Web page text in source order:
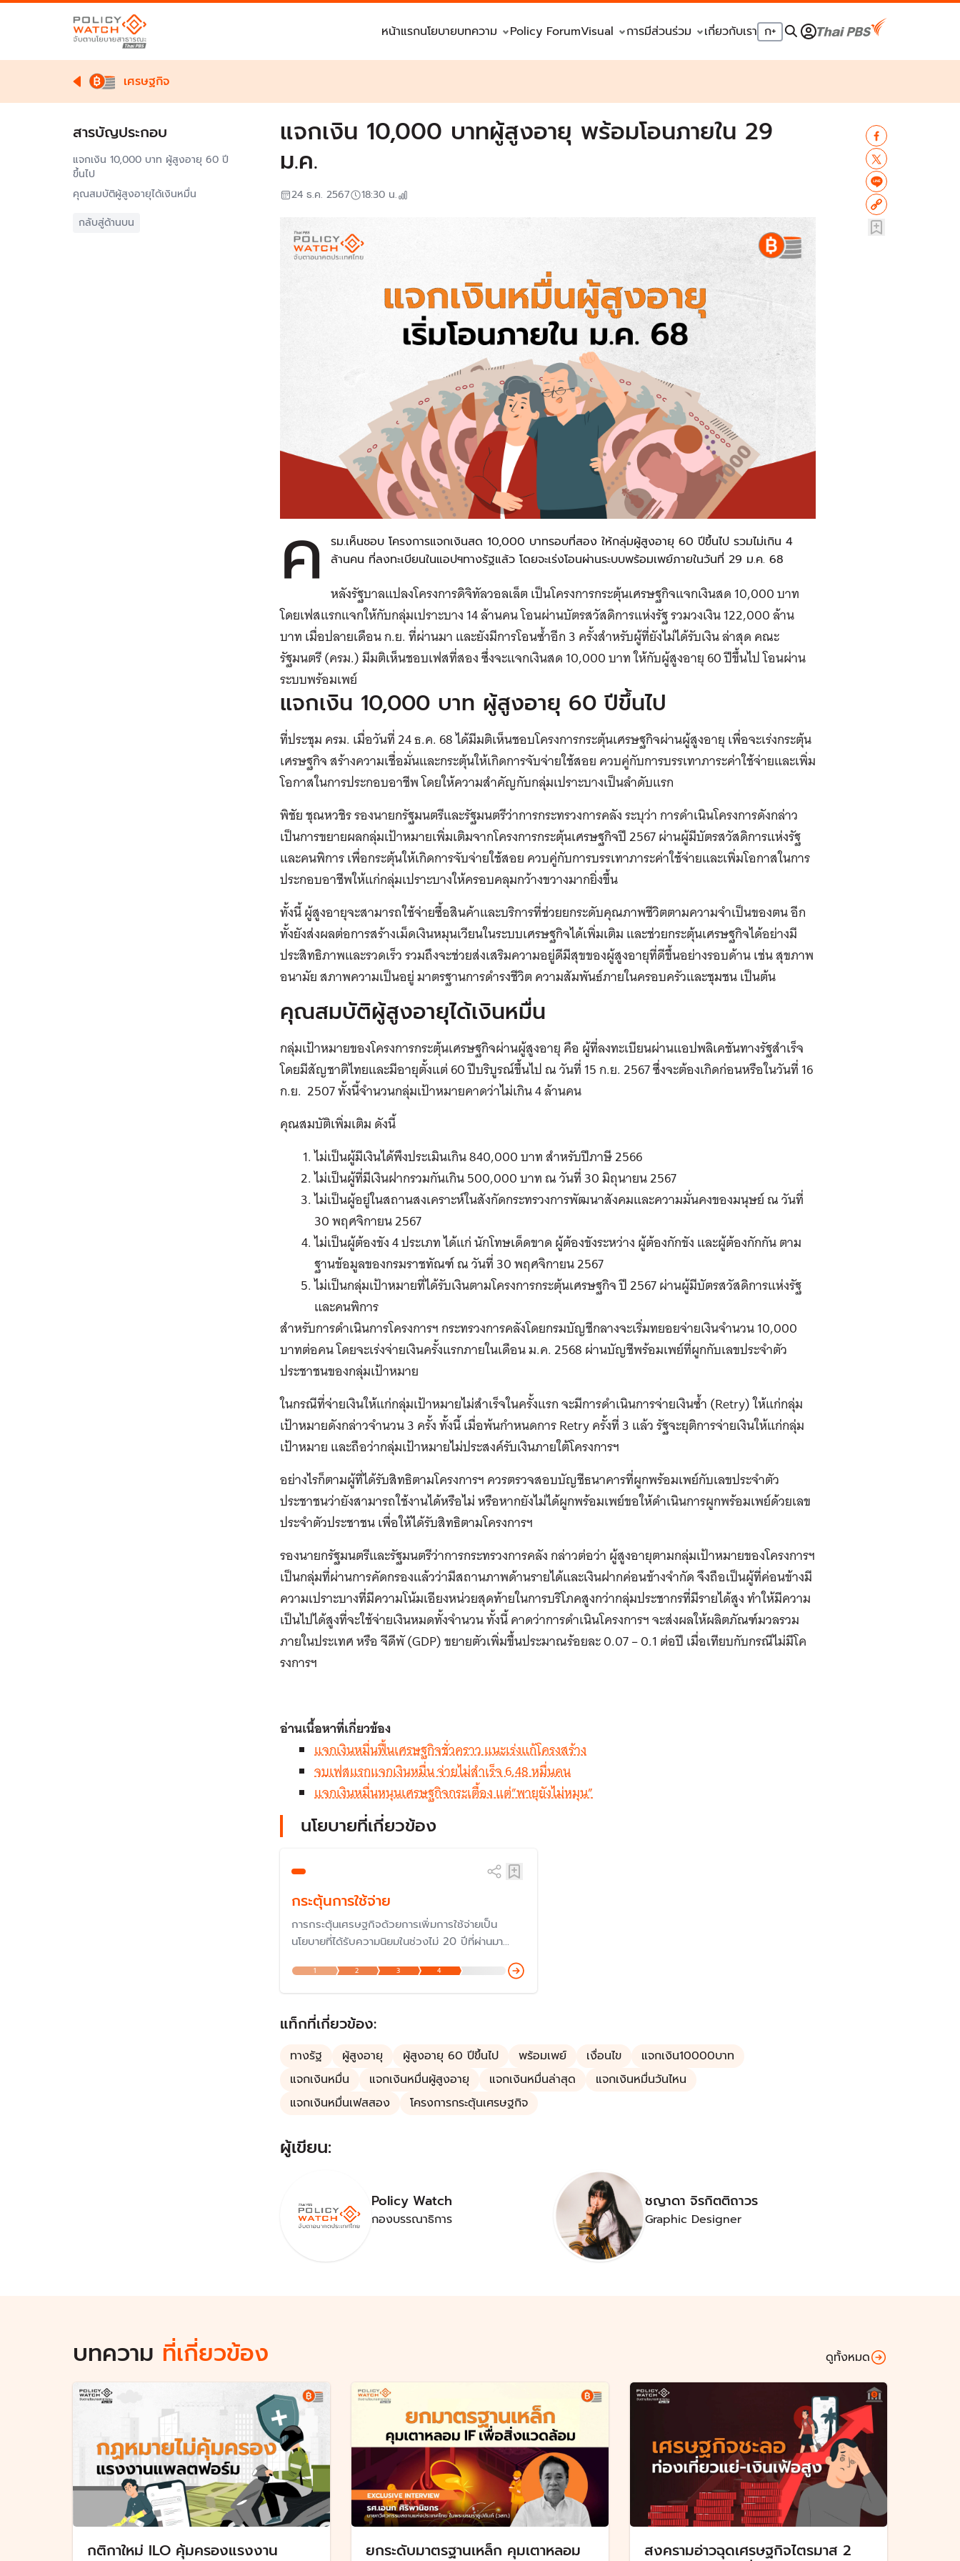
หน้าแรกนโยบายบทความ Policy ForumVisual การมีส่วนร่วม เกี่ยวกับเรา ก+
เศรษฐกิจ
สารบัญประกอบ
แจกเงิน 10,000 บาท ผู้สูงอายุ 60 ปี
ขึ้นไป
คุณสมบัติผู้สูงอายุได้เงินหมื่น
กลับสู่ด้านบน
แจกเงิน 10,000 บาทผู้สูงอายุ พร้อมโอนภายใน 29
ม.ค.
24 ธ.ค. 2567 18:30 น.
ค รม.เห็นชอบ โครงการแจกเงินสด 10,000 บาทรอบที่สอง ให้กลุ่มผู้สูงอายุ 60 ปีขึ้นไป รวมไม่เกิน 4
ล้านคน ที่ลงทะเบียนในแอปฯทางรัฐแล้ว โดยจะเร่งโอนผ่านระบบพร้อมเพย์ภายในวันที่ 29 ม.ค. 68
หลังรัฐบาลแปลงโครงการดิจิทัลวอลเล็ต เป็นโครงการกระตุ้นเศรษฐกิจแจกเงินสด 10,000 บาท
โดยเฟสแรกแจกให้กับกลุ่มเปราะบาง 14 ล้านคน โอนผ่านบัตรสวัสดิการแห่งรัฐ รวมวงเงิน 122,000 ล้าน
บาท เมื่อปลายเดือน ก.ย. ที่ผ่านมา และยังมีการโอนซ้ำอีก 3 ครั้งสำหรับผู้ที่ยังไม่ได้รับเงิน ล่าสุด คณะ
รัฐมนตรี (ครม.) มีมติเห็นชอบเฟสที่สอง ซึ่งจะแจกเงินสด 10,000 บาท ให้กับผู้สูงอายุ 60 ปีขึ้นไป โอนผ่าน
ระบบพร้อมเพย์
แจกเงิน 10,000 บาท ผู้สูงอายุ 60 ปีขึ้นไป
ที่ประชุม ครม. เมื่อวันที่ 24 ธ.ค. 68 ได้มีมติเห็นชอบโครงการกระตุ้นเศรษฐกิจผ่านผู้สูงอายุ เพื่อจะเร่งกระตุ้น
เศรษฐกิจ สร้างความเชื่อมั่นและกระตุ้นให้เกิดการจับจ่ายใช้สอย ควบคู่กับการบรรเทาภาระค่าใช้จ่ายและเพิ่ม
โอกาสในการประกอบอาชีพ โดยให้ความสำคัญกับกลุ่มเปราะบางเป็นลำดับแรก
พิชัย ชุณหวชิร รองนายกรัฐมนตรีและรัฐมนตรีว่าการกระทรวงการคลัง ระบุว่า การดำเนินโครงการดังกล่าว
เป็นการขยายผลกลุ่มเป้าหมายเพิ่มเติมจากโครงการกระตุ้นเศรษฐกิจปี 2567 ผ่านผู้มีบัตรสวัสดิการแห่งรัฐ
และคนพิการ เพื่อกระตุ้นให้เกิดการจับจ่ายใช้สอย ควบคู่กับการบรรเทาภาระค่าใช้จ่ายและเพิ่มโอกาสในการ
ประกอบอาชีพให้แก่กลุ่มเปราะบางให้ครอบคลุมกว้างขวางมากยิ่งขึ้น
ทั้งนี้ ผู้สูงอายุจะสามารถใช้จ่ายซื้อสินค้าและบริการที่ช่วยยกระดับคุณภาพชีวิตตามความจำเป็นของตน อีก
ทั้งยังส่งผลต่อการสร้างเม็ดเงินหมุนเวียนในระบบเศรษฐกิจได้เพิ่มเติม และช่วยกระตุ้นเศรษฐกิจได้อย่างมี
ประสิทธิภาพและรวดเร็ว รวมถึงจะช่วยส่งเสริมความอยู่ดีมีสุขของผู้สูงอายุที่ดีขึ้นอย่างรอบด้าน เช่น สุขภาพ
อนามัย สภาพความเป็นอยู่ มาตรฐานการดำรงชีวิต ความสัมพันธ์ภายในครอบครัวและชุมชน เป็นต้น
คุณสมบัติผู้สูงอายุได้เงินหมื่น
กลุ่มเป้าหมายของโครงการกระตุ้นเศรษฐกิจผ่านผู้สูงอายุ คือ ผู้ที่ลงทะเบียนผ่านแอปพลิเคชันทางรัฐสำเร็จ
โดยมีสัญชาติไทยและมีอายุตั้งแต่ 60 ปีบริบูรณ์ขึ้นไป ณ วันที่ 15 ก.ย. 2567 ซึ่งจะต้องเกิดก่อนหรือในวันที่ 16
ก.ย. 2507 ทั้งนี้จำนวนกลุ่มเป้าหมายคาดว่าไม่เกิน 4 ล้านคน
คุณสมบัติเพิ่มเติม ดังนี้
ไม่เป็นผู้มีเงินได้พึงประเมินเกิน 840,000 บาท สำหรับปีภาษี 2566
ไม่เป็นผู้ที่มีเงินฝากรวมกันเกิน 500,000 บาท ณ วันที่ 30 มิถุนายน 2567
ไม่เป็นผู้อยู่ในสถานสงเคราะห์ในสังกัดกระทรวงการพัฒนาสังคมและความมั่นคงของมนุษย์ ณ วันที่
30 พฤศจิกายน 2567
ไม่เป็นผู้ต้องขัง 4 ประเภท ได้แก่ นักโทษเด็ดขาด ผู้ต้องขังระหว่าง ผู้ต้องกักขัง และผู้ต้องกักกัน ตาม
ฐานข้อมูลของกรมราชทัณฑ์ ณ วันที่ 30 พฤศจิกายน 2567
ไม่เป็นกลุ่มเป้าหมายที่ได้รับเงินตามโครงการกระตุ้นเศรษฐกิจ ปี 2567 ผ่านผู้มีบัตรสวัสดิการแห่งรัฐ
และคนพิการ
สำหรับการดำเนินการโครงการฯ กระทรวงการคลังโดยกรมบัญชีกลางจะเริ่มทยอยจ่ายเงินจำนวน 10,000
บาทต่อคน โดยจะเร่งจ่ายเงินครั้งแรกภายในเดือน ม.ค. 2568 ผ่านบัญชีพร้อมเพย์ที่ผูกกับเลขประจำตัว
ประชาชนของกลุ่มเป้าหมาย
ในกรณีที่จ่ายเงินให้แก่กลุ่มเป้าหมายไม่สำเร็จในครั้งแรก จะมีการดำเนินการจ่ายเงินซ้ำ (Retry) ให้แก่กลุ่ม
เป้าหมายดังกล่าวจำนวน 3 ครั้ง ทั้งนี้ เมื่อพ้นกำหนดการ Retry ครั้งที่ 3 แล้ว รัฐจะยุติการจ่ายเงินให้แก่กลุ่ม
เป้าหมาย และถือว่ากลุ่มเป้าหมายไม่ประสงค์รับเงินภายใต้โครงการฯ
อย่างไรก็ตามผู้ที่ได้รับสิทธิตามโครงการฯ ควรตรวจสอบบัญชีธนาคารที่ผูกพร้อมเพย์กับเลขประจำตัว
ประชาชนว่ายังสามารถใช้งานได้หรือไม่ หรือหากยังไม่ได้ผูกพร้อมเพย์ขอให้ดำเนินการผูกพร้อมเพย์ด้วยเลข
ประจำตัวประชาชน เพื่อให้ได้รับสิทธิตามโครงการฯ
รองนายกรัฐมนตรีและรัฐมนตรีว่าการกระทรวงการคลัง กล่าวต่อว่า ผู้สูงอายุตามกลุ่มเป้าหมายของโครงการฯ
เป็นกลุ่มที่ผ่านการคัดกรองแล้วว่ามีสถานภาพด้านรายได้และเงินฝากค่อนข้างจำกัด จึงถือเป็นผู้ที่ค่อนข้างมี
ความเปราะบางที่มีความโน้มเอียงหน่วยสุดท้ายในการบริโภคสูงกว่ากลุ่มประชากรที่มีรายได้สูง ทำให้มีความ
เป็นไปได้สูงที่จะใช้จ่ายเงินหมดทั้งจำนวน ทั้งนี้ คาดว่าการดำเนินโครงการฯ จะส่งผลให้ผลิตภัณฑ์มวลรวม
ภายในประเทศ หรือ จีดีพั (GDP) ขยายตัวเพิ่มขึ้นประมาณร้อยละ 0.07 – 0.1 ต่อปี เมื่อเทียบกับกรณีไม่มีโค
รงการฯ
อ่านเนื้อหาที่เกี่ยวข้อง
แจกเงินหมื่นฟื้นเศรษฐกิจชั่วคราว แนะเร่งแก้โครงสร้าง
จบเฟสแรกแจกเงินหมื่น จ่ายไม่สำเร็จ 6.48 หมื่นคน
แจกเงินหมื่นหนุนเศรษฐกิจกระเตื้อง แต่”พายุยังไม่หมุน”
นโยบายที่เกี่ยวข้อง
กระตุ้นการใช้จ่าย
การกระตุ้นเศรษฐกิจด้วยการเพิ่มการใช้จ่ายเป็น
นโยบายที่ได้รับความนิยมในช่วงไม่ 20 ปีที่ผ่านมา
วิจารณ์ในเรื่องความสมเหตุสมผล ที่ผ่านมา รัฐบาล
อาจกระตุ้นด้วยมาตรการ "ลดหย่อนภาษี" "แจกเงินเข้า
ครึ่ง"
1 2 3 4
แท็กที่เกี่ยวข้อง:
ทางรัฐ ผู้สูงอายุ ผู้สูงอายุ 60 ปีขึ้นไป พร้อมเพย์ เงื่อนไข
แจกเงิน10000บาท
แจกเงินหมื่น
แจกเงินหมื่นผู้สูงอายุ แจกเงินหมื่นล่าสุด
แจกเงินหมื่นวันไหน
แจกเงินหมื่นเฟสสอง
โครงการกระตุ้นเศรษฐกิจ
ผู้เขียน:
Policy Watch
กองบรรณาธิการ
ชญาดา จิรกิตติถาวร
Graphic Designer
บทความ ที่เกี่ยวข้อง ดูทั้งหมด
กติกาใหม่ ILO คุ้มครองแรงงาน
ยกระดับมาตรฐานเหล็ก คุมเตาหลอม
สงครามอ่าวฉุดเศรษฐกิจไตรมาส 2